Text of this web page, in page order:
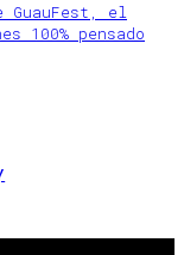
el
100% pensado